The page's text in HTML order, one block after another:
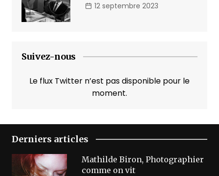
12 septembre 2023
Suivez-nous
Le flux Twitter n’est pas disponible pour le
moment.
Derniers articles
Mathilde Biron, Photographier
comme on vit